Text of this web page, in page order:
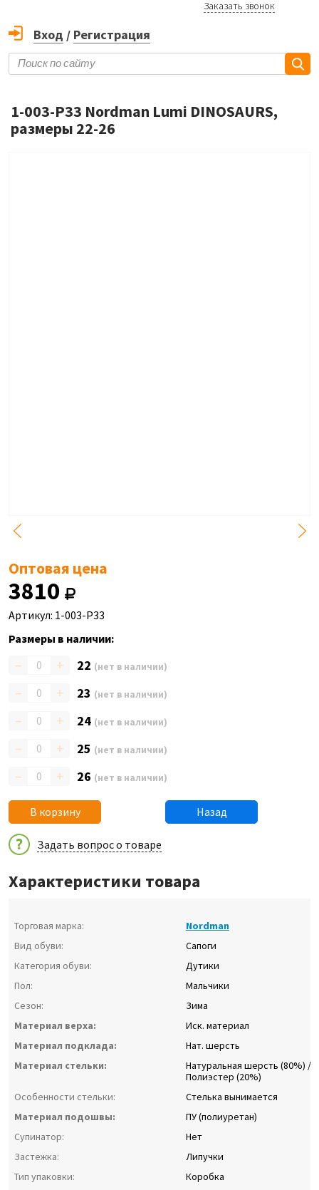
Заказать звонок
Вход / Регистрация
1-003-P33 Nordman Lumi DINOSAURS,
размеры 22-26
Оптовая цена
3810
Артикул: 1-003-P33
Размеры в наличии:
– + 22 (нет в наличии)
– + 23 (нет в наличии)
– + 24 (нет в наличии)
– + 25 (нет в наличии)
– + 26 (нет в наличии)
В корзину Назад
Задать вопрос о товаре
Характеристики товара
Торговая марка:
Nordman
Вид обуви:
Сапоги
Категория обуви:
Дутики
Пол:
Мальчики
Сезон:
Зима
Материал верха:
Иск. материал
Материал подклада:
Нат. шерсть
Материал стельки:
Натуральная шерсть (80%) /
Полиэстер (20%)
Особенности стельки:
Стелька вынимается
Материал подошвы:
ПУ (полиуретан)
Супинатор:
Нет
Застежка:
Липучки
Тип упаковки:
Коробка